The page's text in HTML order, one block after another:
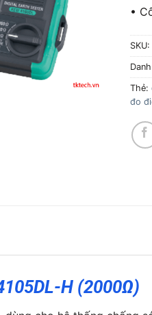
•
SKU:
Thẻ:
đo
H (2000Ω)